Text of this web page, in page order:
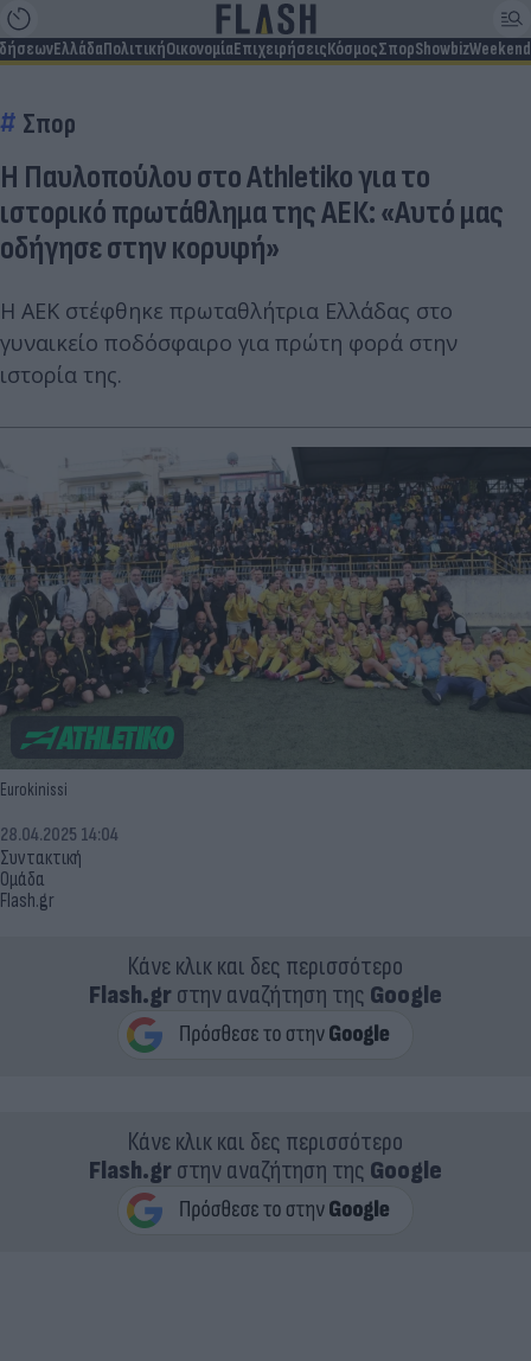
ΕλλάδαΠολιτικήΟικονομίαΕπιχειρήσειςΚόσμοςΣπορShowbizWeekend
Σπορ
Η Παυλοπούλου στο Athletiko για το
ιστορικό πρωτάθλημα της ΑΕΚ: «Αυτό μας
οδήγησε στην κορυφή»
Η ΑΕΚ στέφθηκε πρωταθλήτρια Ελλάδας στο
γυναικείο ποδόσφαιρο για πρώτη φορά στην
ιστορία της.
Eurokinissi
Συντακτική
Ομάδα
Flash.gr
28.04.2025 14:04
Κάνε κλικ και δες περισσότερο
Flash.grστην αναζήτηση της Google
Κάνε κλικ και δες περισσότερο
Flash.grστην αναζήτηση της Google